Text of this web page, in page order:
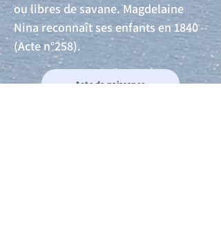
ou libres de savane. Magdelaine
Nina reconnaît ses enfants en 1840
(Acte n°258).
Acte de naissance